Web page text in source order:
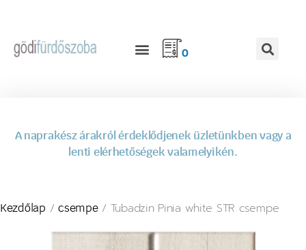
0
A naprakész árakról érdeklődjenek üzletünkben vagy a
lenti elérhetőségek valamelyikén.
Kezdőlap /csempe/ Tubadzin Pinia white STR csempe